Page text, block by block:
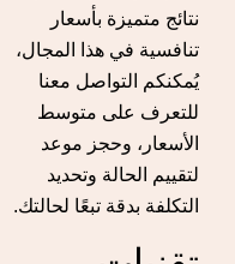
نتائج متميزة بأسعار
تنافسية في هذا المجال،
يُمكنكم التواصل معنا
للتعرف على متوسط
الأسعار، وحجز موعد
لتقييم الحالة وتحديد
التكلفة بدقة تبعًا لحالتك.